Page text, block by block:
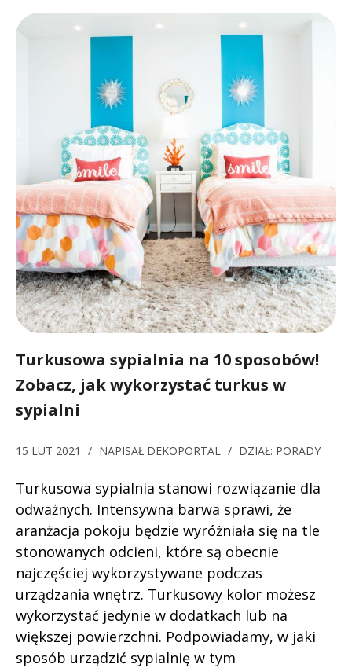
Turkusowa sypialnia na 10 sposobów!
Zobacz, jak wykorzystać turkus w
sypialni
15 LUT 2021 / NAPISAŁ DEKOPORTAL / DZIAŁ: PORADY
Turkusowa sypialnia stanowi rozwiązanie dla
odważnych. Intensywna barwa sprawi, że
aranżacja pokoju będzie wyróżniała się na tle
stonowanych odcieni, które są obecnie
najczęściej wykorzystywane podczas
urządzania wnętrz. Turkusowy kolor możesz
wykorzystać jedynie w dodatkach lub na
większej powierzchni. Podpowiadamy, w jaki
sposób urządzić sypialnię w tym